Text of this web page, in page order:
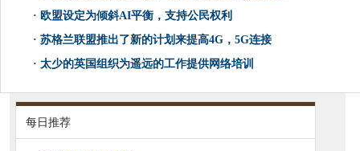
· 欧盟设定为倾斜AI平衡，支持公民权利
· 苏格兰联盟推出了新的计划来提高4G，5G连接
· 太少的英国组织为遥远的工作提供网络培训
每日推荐